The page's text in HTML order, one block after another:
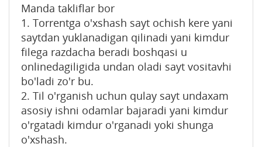
Manda takliflar bor
1. Torrentga o'xshash sayt ochish kere yani
saytdan yuklanadigan qilinadi yani kimdur
filega razdacha beradi boshqasi u
onlinedagiligida undan oladi sayt vositavhi
bo'ladi zo'r bu.
2. Til o'rganish uchun qulay sayt undaxam
asosiy ishni odamlar bajaradi yani kimdur
o'rgatadi kimdur o'rganadi yoki shunga
o'xshash.